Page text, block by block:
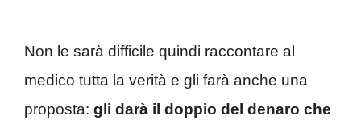
Non le sarà difficile quindi raccontare al
medico tutta la verità e gli farà anche una
proposta: gli darà il doppio del denaro che